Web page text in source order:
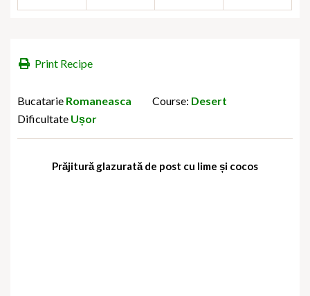
Print Recipe
Bucatarie Romaneasca Course: Desert
Dificultate Ușor
Prăjitură glazurată de post cu lime și cocos